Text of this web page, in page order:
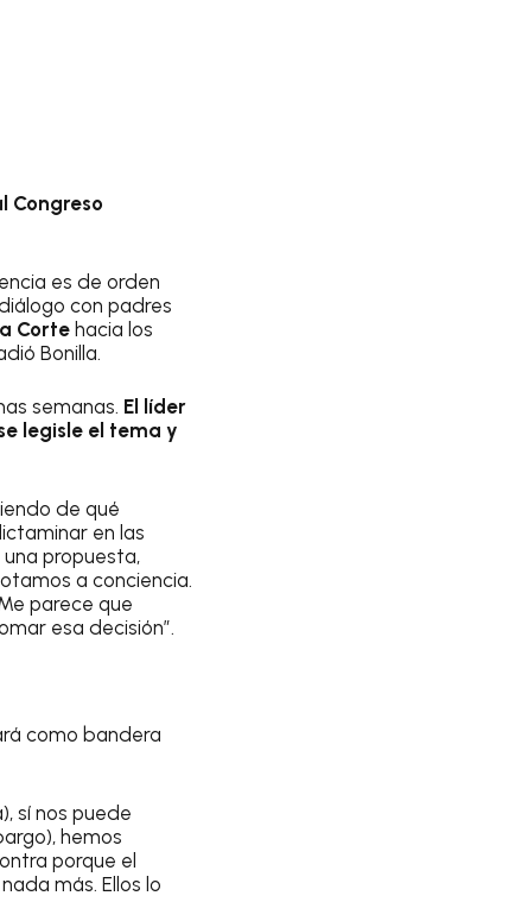
Congreso
es de orden
con padres
Corte hacia los
Bonilla.
semanas. El líder
legisle el tema y
de qué
en las
una propuesta,
a conciencia.
parece que
esa decisión”.
como bandera
sí nos puede
hemos
porque el
más. Ellos lo